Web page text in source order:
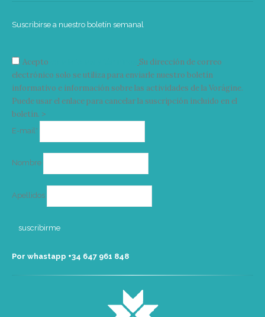
Suscribirse a nuestro boletín semanal
Acepto
Su dirección de correo
electrónico solo se utiliza para enviarle nuestro boletín
informativo e información sobre las actividades de la Vorágine.
Puede usar el enlace para cancelar la suscripción incluido en el
boletín. >
E-mail*
Nombre
Apellidos
Por whastapp +34 ‭647 961 848‬